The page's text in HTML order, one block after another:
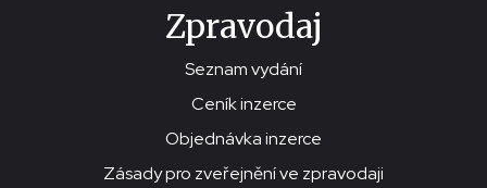
Zpravodaj
Seznam vydání
Ceník inzerce
Objednávka inzerce
Zásady pro zveřejnění ve zpravodaji